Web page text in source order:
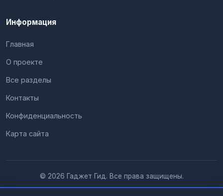
Информация
Главная
О проекте
Все разделы
Контакты
Конфиденциальность
Карта сайта
© 2026 Гаджет Гид. Все права защищены.